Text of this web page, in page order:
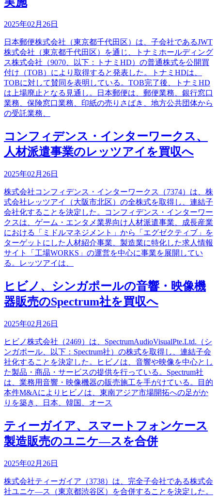
2025年02月26日
日本郵便株式会社（東京都千代田区）は、子会社であるJWT
株式会社（東京都千代田区）を通じ、トナミホールディング
ス株式会社（9070、以下：トナミHD）の普通株式を公開買
付け（TOB）により取得すると発表した。トナミHDは、
TOBに対して賛同を表明している。TOB完了後、トナミHD
は上場廃止となる見通し。日本郵便は、郵便業務、銀行窓口
業務、保険窓口業務、印紙の売りさばき、地方公共団体から
の受託業務、
コンフィデンス・インターワークス、
人材派遣事業のレッツアイを買収へ
2025年02月26日
株式会社コンフィデンス・インターワークス（7374）は、株
式会社レッツアイ（大阪市北区）の全株式を取得し、連結子
会社化することを決定した。コンフィデンス・インターワー
クスは、ゲーム・エンタメ業界向け人材派遣事業、成長産業
における「ミドルマネジメント」から「エグゼクティブ」を
ターゲットにした人材紹介事業、製造業に特化した求人情報
サイト「工場WORKS」の運営を中心に事業を展開してい
る。レッツアイは、
ヒビノ、シンガポールの音響・映像機
器販売のSpectrum社を買収へ
2025年02月26日
ヒビノ株式会社（2469）は、SpectrumAudioVisualPte.Ltd.（シ
ンガポール、以下：Spectrum社）の株式を取得し、連結子会
社化することを決定した。ヒビノは、音響や映像を中心とし
た製品・商品・サービスの提供を行っている。Spectrum社
は、業務用音響・映像機器の販売施工を手がけている。目的
本件M&Aによりヒビノは、東南アジア市場開拓への足がか
りを築き、日本、韓国、オース
ティーガイア、スマートフォンケース
製造販売のユニケ―スを合併
2025年02月26日
株式会社ティーガイア（3738）は、完全子会社である株式会
社ユニケ―ス（東京都渋谷区）を合併することを決定した。